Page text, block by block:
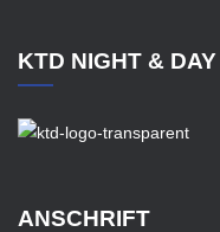
KTD NIGHT & DAY
ANSCHRIFT